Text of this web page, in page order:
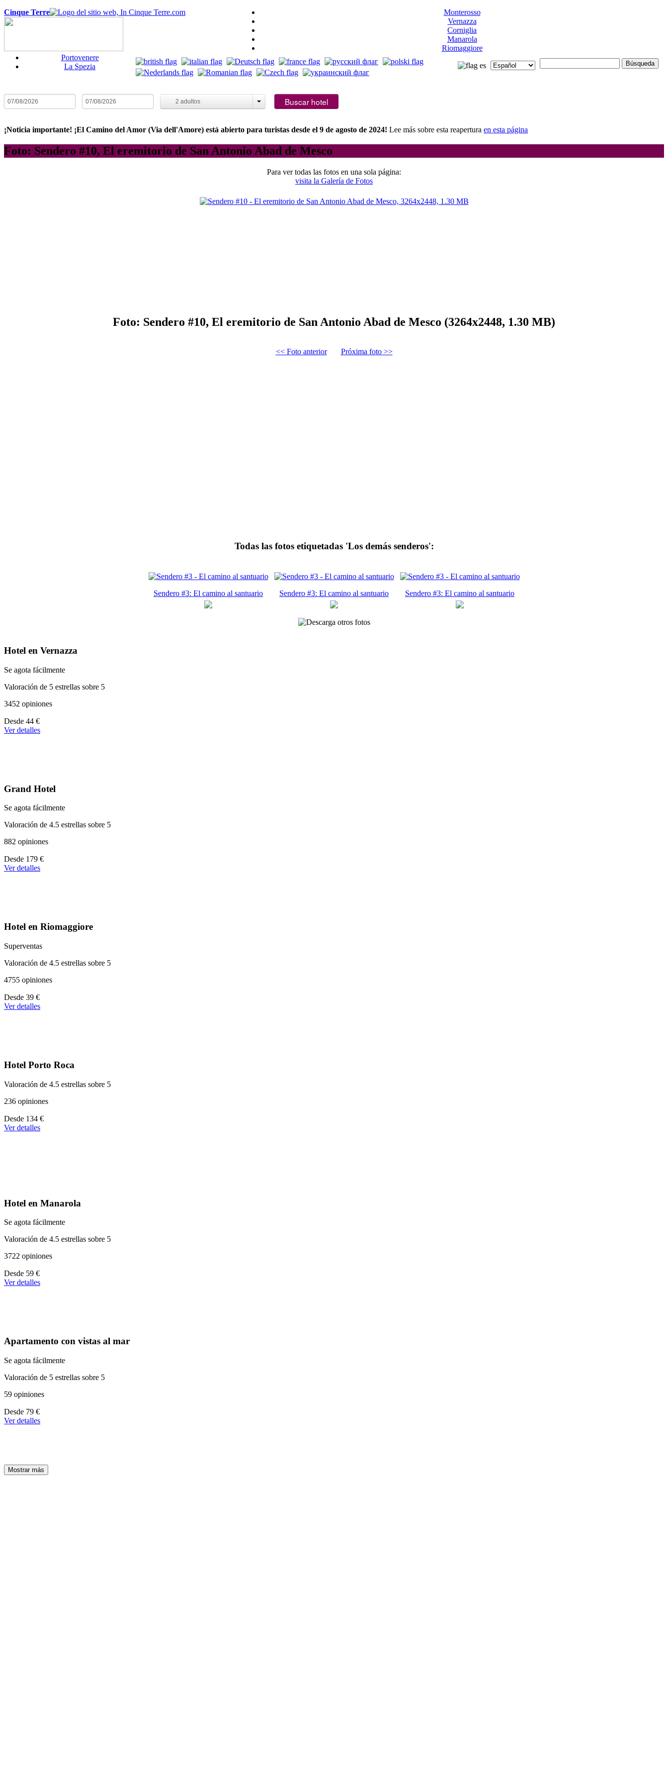
Cinque Terre
Monterosso
Vernazza
Corniglia
Manarola
Riomaggiore
Portovenere
La Spezia
2 adultos Buscar hotel
¡Noticia importante! ¡El Camino del Amor (Via dell'Amore) está abierto para turistas desde el 9 de agosto de 2024! Lee más sobre esta reapertura en esta página
Foto: Sendero #10, El eremitorio de San Antonio Abad de Mesco
Para ver todas las fotos en una sola página:
visita la Galería de Fotos
Foto: Sendero #10, El eremitorio de San Antonio Abad de Mesco (3264x2448, 1.30 MB)
<< Foto anterior Próxima foto >>
Todas las fotos etiquetadas 'Los demás senderos':
Sendero #3: El camino al santuario Sendero #3: El camino al santuario Sendero #3: El camino al santuario
Hotel en Vernazza
Se agota fácilmente
Valoración de 5 estrellas sobre 5
3452 opiniones
A
partir
Desde 44 €
Ver detalles
Grand Hotel
Se agota fácilmente
Valoración de 4.5 estrellas sobre 5
882 opiniones
A
partir
Desde 179 €
Ver detalles
Hotel en Riomaggiore
Superventas
Valoración de 4.5 estrellas sobre 5
4755 opiniones
A
partir
Desde 39 €
Ver detalles
Hotel Porto Roca
Valoración de 4.5 estrellas sobre 5
236 opiniones
A
partir
Desde 134 €
Ver detalles
Hotel en Manarola
Se agota fácilmente
Valoración de 4.5 estrellas sobre 5
3722 opiniones
A
partir
Desde 59 €
Ver detalles
Apartamento con vistas al mar
Se agota fácilmente
Valoración de 5 estrellas sobre 5
59 opiniones
A
partir
Desde 79 €
Ver detalles
Mostrar más